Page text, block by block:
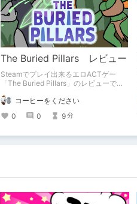
The Buried Pillars レビュー
Steamでプレイ出来るエロACTゲー
「The Buried Pillars」のレビューで
コーヒーをください
0
0 9分